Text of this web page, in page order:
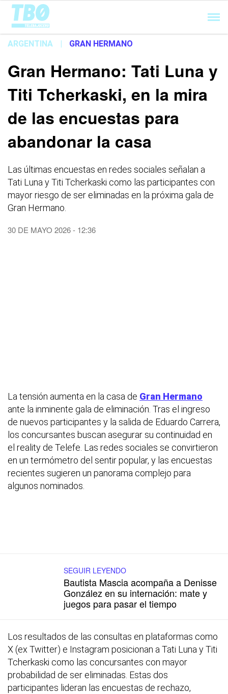
Cargando...
ARGENTINA | GRAN HERMANO
Gran Hermano: Tati Luna y
Titi Tcherkaski, en la mira
de las encuestas para
abandonar la casa
Las últimas encuestas en redes sociales señalan a
Tati Luna y Titi Tcherkaski como las participantes con
mayor riesgo de ser eliminadas en la próxima gala de
Gran Hermano.
30 DE MAYO 2026 - 12:36
La tensión aumenta en la casa de Gran Hermano
ante la inminente gala de eliminación. Tras el ingreso
de nuevos participantes y la salida de Eduardo Carrera,
los concursantes buscan asegurar su continuidad en
el reality de Telefe. Las redes sociales se convirtieron
en un termómetro del sentir popular, y las encuestas
recientes sugieren un panorama complejo para
algunos nominados.
SEGUIR LEYENDO
Bautista Mascia acompaña a Denisse
González en su internación: mate y
juegos para pasar el tiempo
Los resultados de las consultas en plataformas como
X (ex Twitter) e Instagram posicionan a Tati Luna y Titi
Tcherkaski como las concursantes con mayor
probabilidad de ser eliminadas. Estas dos
participantes lideran las encuestas de rechazo,